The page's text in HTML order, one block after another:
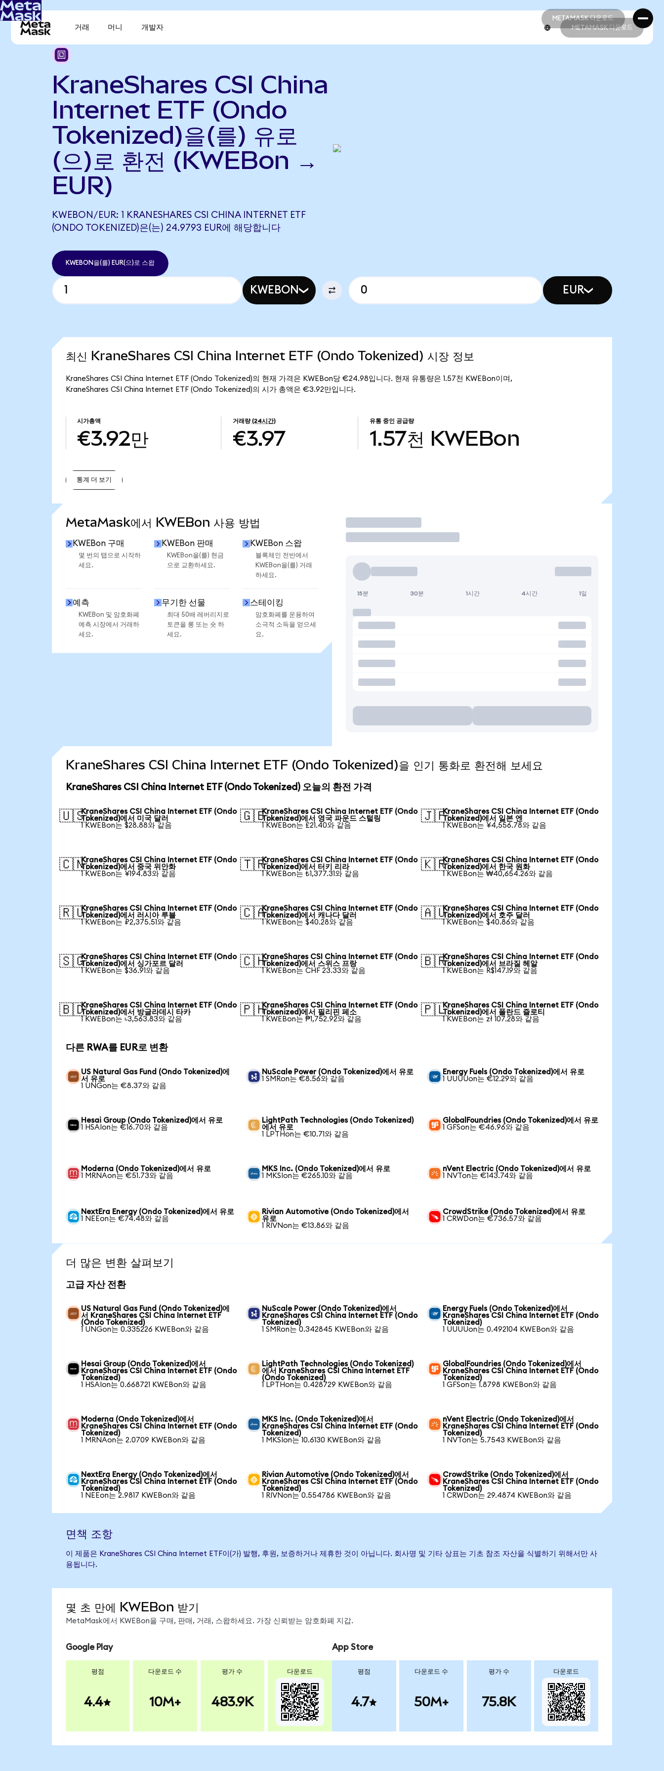
METAMASK 다운로드
METAMASK 다운로드
거래 머니 개발자 METAMASK 다운로드
KraneShares CSI China
Internet ETF (Ondo
Tokenized)을(를) 유로
(으)로 환전 (KWEBon →
EUR)
KWEBON/EUR: 1 KRANESHARES CSI CHINA INTERNET ETF
(ONDO TOKENIZED)은(는) 24.9793 EUR에 해당합니다
KWEBON을(를) EUR(으)로 스왑
KWEBON EUR
최신 KraneShares CSI China Internet ETF (Ondo Tokenized) 시장 정보
KraneShares CSI China Internet ETF (Ondo Tokenized)의 현재 가격은 KWEBon당 €24.98입니다. 현재 유통량은 1.57천 KWEBon이며,
KraneShares CSI China Internet ETF (Ondo Tokenized)의 시가 총액은 €3.92만입니다.
시가총액
€3.92만
거래량 (24시간)
€3.97
유통 중인 공급량
1.57천 KWEBon
통계 더 보기
MetaMask에서 KWEBon 사용 방법
KWEBon 구매
몇 번의 탭으로 시작하
세요.
KWEBon 판매
KWEBon을(를) 현금
으로 교환하세요.
KWEBon 스왑
블록체인 전반에서
KWEBon을(를) 거래
하세요.
예측
KWEBon 및 암호화폐
예측 시장에서 거래하
세요.
무기한 선물
최대 50배 레버리지로
토큰을 롱 또는 숏 하
세요.
스테이킹
암호화폐를 운용하여
소극적 소득을 얻으세
요.
거래
15분 30분 1시간 4시간 1일
KraneShares CSI China Internet ETF (Ondo Tokenized)을 인기 통화로 환전해 보세요
KraneShares CSI China Internet ETF (Ondo Tokenized) 오늘의 환전 가격
🇺🇸KraneShares CSI China Internet ETF (Ondo
Tokenized)에서 미국 달러
1 KWEBon는 $28.88와 같음
🇬🇧KraneShares CSI China Internet ETF (Ondo
Tokenized)에서 영국 파운드 스털링
1 KWEBon는 £21.40와 같음
🇯🇵KraneShares CSI China Internet ETF (Ondo
Tokenized)에서 일본 엔
1 KWEBon는 ¥4,556.78와 같음
🇨🇳KraneShares CSI China Internet ETF (Ondo
Tokenized)에서 중국 위안화
1 KWEBon는 ¥194.83와 같음
🇹🇷KraneShares CSI China Internet ETF (Ondo
Tokenized)에서 터키 리라
1 KWEBon는 ₺1,377.31와 같음
🇰🇷KraneShares CSI China Internet ETF (Ondo
Tokenized)에서 한국 원화
1 KWEBon는 ₩40,654.26와 같음
🇷🇺KraneShares CSI China Internet ETF (Ondo
Tokenized)에서 러시아 루블
1 KWEBon는 ₽2,375.51와 같음
🇨🇦KraneShares CSI China Internet ETF (Ondo
Tokenized)에서 캐나다 달러
1 KWEBon는 $40.28와 같음
🇦🇺KraneShares CSI China Internet ETF (Ondo
Tokenized)에서 호주 달러
1 KWEBon는 $40.86와 같음
🇸🇬KraneShares CSI China Internet ETF (Ondo
Tokenized)에서 싱가포르 달러
1 KWEBon는 $36.91와 같음
🇨🇭KraneShares CSI China Internet ETF (Ondo
Tokenized)에서 스위스 프랑
1 KWEBon는 CHF 23.33와 같음
🇧🇷KraneShares CSI China Internet ETF (Ondo
Tokenized)에서 브라질 헤알
1 KWEBon는 R$147.19와 같음
🇧🇩KraneShares CSI China Internet ETF (Ondo
Tokenized)에서 방글라데시 타카
1 KWEBon는 ৳3,563.83와 같음
🇵🇭KraneShares CSI China Internet ETF (Ondo
Tokenized)에서 필리핀 페소
1 KWEBon는 ₱1,752.92와 같음
🇵🇱KraneShares CSI China Internet ETF (Ondo
Tokenized)에서 폴란드 즐로티
1 KWEBon는 zł 107.28와 같음
다른 RWA를 EUR로 변환
US Natural Gas Fund (Ondo Tokenized)에
서 유로
1 UNGon는 €8.37와 같음
NuScale Power (Ondo Tokenized)에서 유로
1 SMRon는 €8.56와 같음
Energy Fuels (Ondo Tokenized)에서 유로
1 UUUUon는 €12.29와 같음
Hesai Group (Ondo Tokenized)에서 유로
1 HSAIon는 €16.70와 같음
LightPath Technologies (Ondo Tokenized)
에서 유로
1 LPTHon는 €10.71와 같음
GlobalFoundries (Ondo Tokenized)에서 유로
1 GFSon는 €46.96와 같음
Moderna (Ondo Tokenized)에서 유로
1 MRNAon는 €51.73와 같음
MKS Inc. (Ondo Tokenized)에서 유로
1 MKSIon는 €265.10와 같음
nVent Electric (Ondo Tokenized)에서 유로
1 NVTon는 €143.74와 같음
NextEra Energy (Ondo Tokenized)에서 유로
1 NEEon는 €74.48와 같음
Rivian Automotive (Ondo Tokenized)에서
유로
1 RIVNon는 €13.86와 같음
CrowdStrike (Ondo Tokenized)에서 유로
1 CRWDon는 €736.57와 같음
더 많은 변환 살펴보기
고급 자산 전환
US Natural Gas Fund (Ondo Tokenized)에
서 KraneShares CSI China Internet ETF
(Ondo Tokenized)
1 UNGon는 0.335226 KWEBon와 같음
NuScale Power (Ondo Tokenized)에서
KraneShares CSI China Internet ETF (Ondo
Tokenized)
1 SMRon는 0.342845 KWEBon와 같음
Energy Fuels (Ondo Tokenized)에서
KraneShares CSI China Internet ETF (Ondo
Tokenized)
1 UUUUon는 0.492104 KWEBon와 같음
Hesai Group (Ondo Tokenized)에서
KraneShares CSI China Internet ETF (Ondo
Tokenized)
1 HSAIon는 0.668721 KWEBon와 같음
LightPath Technologies (Ondo Tokenized)
에서 KraneShares CSI China Internet ETF
(Ondo Tokenized)
1 LPTHon는 0.428729 KWEBon와 같음
GlobalFoundries (Ondo Tokenized)에서
KraneShares CSI China Internet ETF (Ondo
Tokenized)
1 GFSon는 1.8798 KWEBon와 같음
Moderna (Ondo Tokenized)에서
KraneShares CSI China Internet ETF (Ondo
Tokenized)
1 MRNAon는 2.0709 KWEBon와 같음
MKS Inc. (Ondo Tokenized)에서
KraneShares CSI China Internet ETF (Ondo
Tokenized)
1 MKSIon는 10.6130 KWEBon와 같음
nVent Electric (Ondo Tokenized)에서
KraneShares CSI China Internet ETF (Ondo
Tokenized)
1 NVTon는 5.7543 KWEBon와 같음
NextEra Energy (Ondo Tokenized)에서
KraneShares CSI China Internet ETF (Ondo
Tokenized)
1 NEEon는 2.9817 KWEBon와 같음
Rivian Automotive (Ondo Tokenized)에서
KraneShares CSI China Internet ETF (Ondo
Tokenized)
1 RIVNon는 0.554786 KWEBon와 같음
CrowdStrike (Ondo Tokenized)에서
KraneShares CSI China Internet ETF (Ondo
Tokenized)
1 CRWDon는 29.4874 KWEBon와 같음
면책 조항
이 제품은 KraneShares CSI China Internet ETF이(가) 발행, 후원, 보증하거나 제휴한 것이 아닙니다. 회사명 및 기타 상표는 기초 참조 자산을 식별하기 위해서만 사
용됩니다.
몇 초 만에 KWEBon 받기
MetaMask에서 KWEBon을 구매, 판매, 거래, 스왑하세요. 가장 신뢰받는 암호화폐 지갑.
Google Play
평점
4.4
다운로드 수
10M+
평가 수
483.9K
다운로드
App Store
평점
4.7
다운로드 수
50M+
평가 수
75.8K
다운로드